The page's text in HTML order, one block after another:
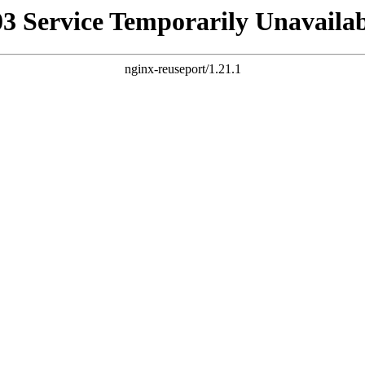
Service Temporarily
nginx-reuseport/1.21.1